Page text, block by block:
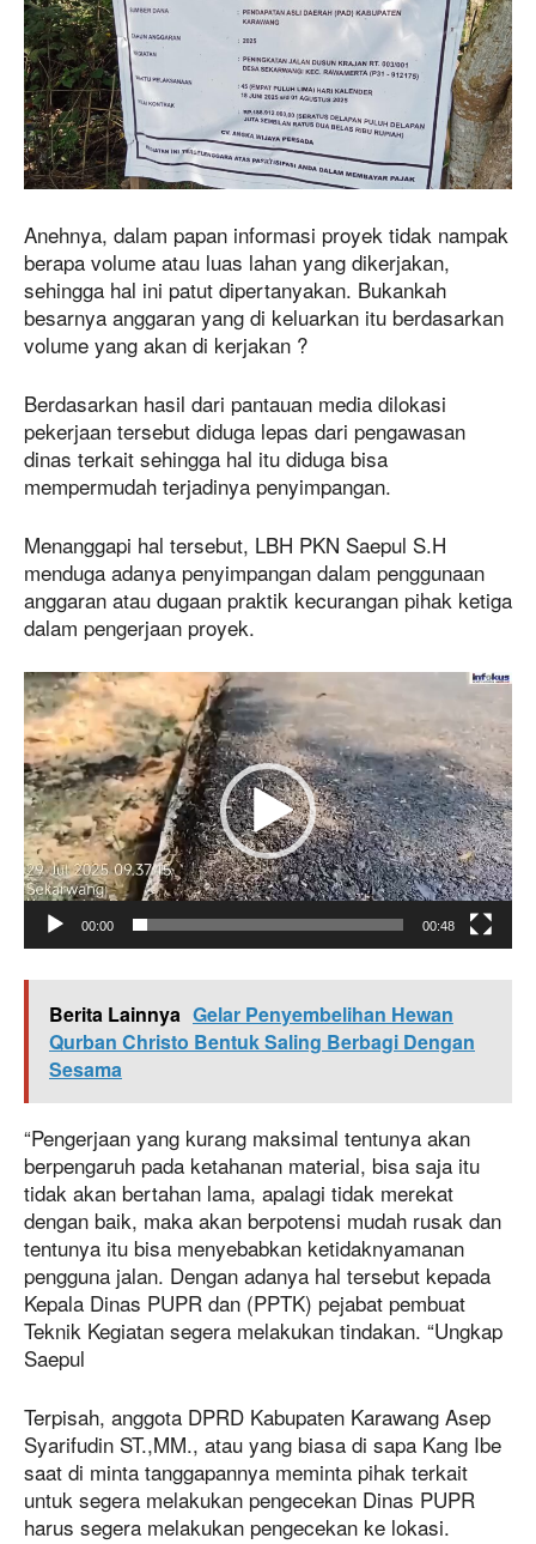
Anehnya, dalam papan informasi proyek tidak nampak
berapa volume atau luas lahan yang dikerjakan,
sehingga hal ini patut dipertanyakan. Bukankah
besarnya anggaran yang di keluarkan itu berdasarkan
volume yang akan di kerjakan ?
Berdasarkan hasil dari pantauan media dilokasi
pekerjaan tersebut diduga lepas dari pengawasan
dinas terkait sehingga hal itu diduga bisa
mempermudah terjadinya penyimpangan.
Menanggapi hal tersebut, LBH PKN Saepul S.H
menduga adanya penyimpangan dalam penggunaan
anggaran atau dugaan praktik kecurangan pihak ketiga
dalam pengerjaan proyek.
P
e
m
u
t
a
r
V
i
o
00:00 00:48
Berita Lainnya Gelar Penyembelihan Hewan
Qurban Christo Bentuk Saling Berbagi Dengan
Sesama
“Pengerjaan yang kurang maksimal tentunya akan
berpengaruh pada ketahanan material, bisa saja itu
tidak akan bertahan lama, apalagi tidak merekat
dengan baik, maka akan berpotensi mudah rusak dan
tentunya itu bisa menyebabkan ketidaknyamanan
pengguna jalan. Dengan adanya hal tersebut kepada
Kepala Dinas PUPR dan (PPTK) pejabat pembuat
Teknik Kegiatan segera melakukan tindakan. “Ungkap
Saepul
Terpisah, anggota DPRD Kabupaten Karawang Asep
Syarifudin ST.,MM., atau yang biasa di sapa Kang Ibe
saat di minta tanggapannya meminta pihak terkait
untuk segera melakukan pengecekan Dinas PUPR
harus segera melakukan pengecekan ke lokasi.